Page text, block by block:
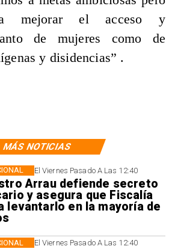
MÁS NOTICIAS
El Viernes Pasado A Las 12:40
Arrau defiende secreto
y asegura que Fiscalía
levantarlo en la mayoría de
El Viernes Pasado A Las 12:40
mejorar el acceso y
de mujeres como de
y disidencias” .